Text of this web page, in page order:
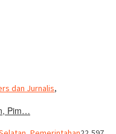
dan Jurnalis,
Pim…